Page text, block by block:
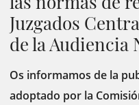
Juzgados
de la Audiencia
Os informamos de la
adoptado por la